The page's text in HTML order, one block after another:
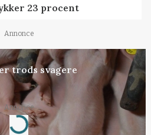
23 procent
Annonce
trods svagere
Annonce